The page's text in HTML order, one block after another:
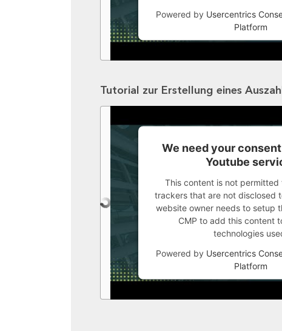
Powered by Usercentrics
Platform
Tutorial zur Erstellung eines
We need your
Youtube
This content is not permitted
trackers that are not disclosed
website owner needs to setup
CMP to add this content
technologies
Powered by Usercentrics
Platform